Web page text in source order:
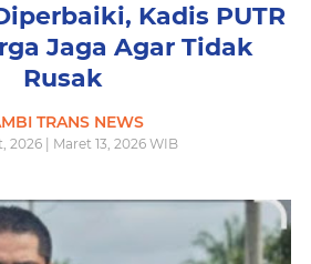
Kadis PUTR
Jaga Agar Tidak
Rusak
TRANS NEWS
2026 | Maret 13, 2026 WIB